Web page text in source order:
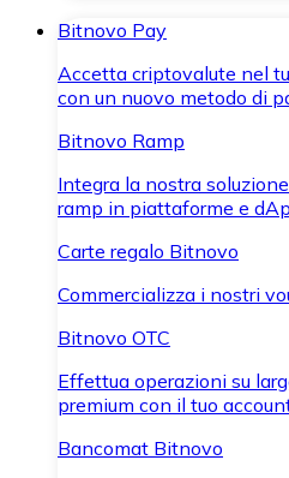
Bitnovo Pay
Accetta criptovalute nel
con un nuovo metodo di
Bitnovo Ramp
Integra la nostra
ramp in piattaforme e
Carte regalo Bitnovo
Commercializza i nostri
Bitnovo OTC
Effettua operazioni su
premium con il tuo
Bancomat Bitnovo